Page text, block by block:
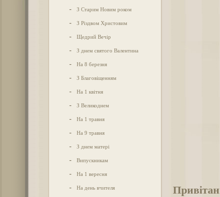
- З Старим Новим роком
- З Різдвом Христовим
- Щедрий Вечір
- З днем святого Валентина
- На 8 березня
- З Благовіщенням
- На 1 квітня
- З Великоднем
- На 1 травня
- На 9 травня
- З днем матері
- Випускникам
- На 1 вересня
- На день вчителя